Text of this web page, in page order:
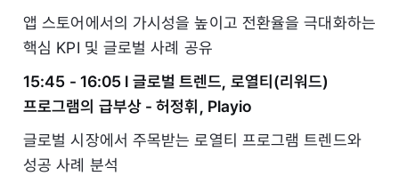
앱 스토어에서의 가시성을 높이고 전환율을 극대화하는
핵심 KPI 및 글로벌 사례 공유
15:45 - 16:05 l 글로벌 트렌드, 로열티(리워드)
프로그램의 급부상 - 허정휘, Playio
글로벌 시장에서 주목받는 로열티 프로그램 트렌드와
성공 사례 분석